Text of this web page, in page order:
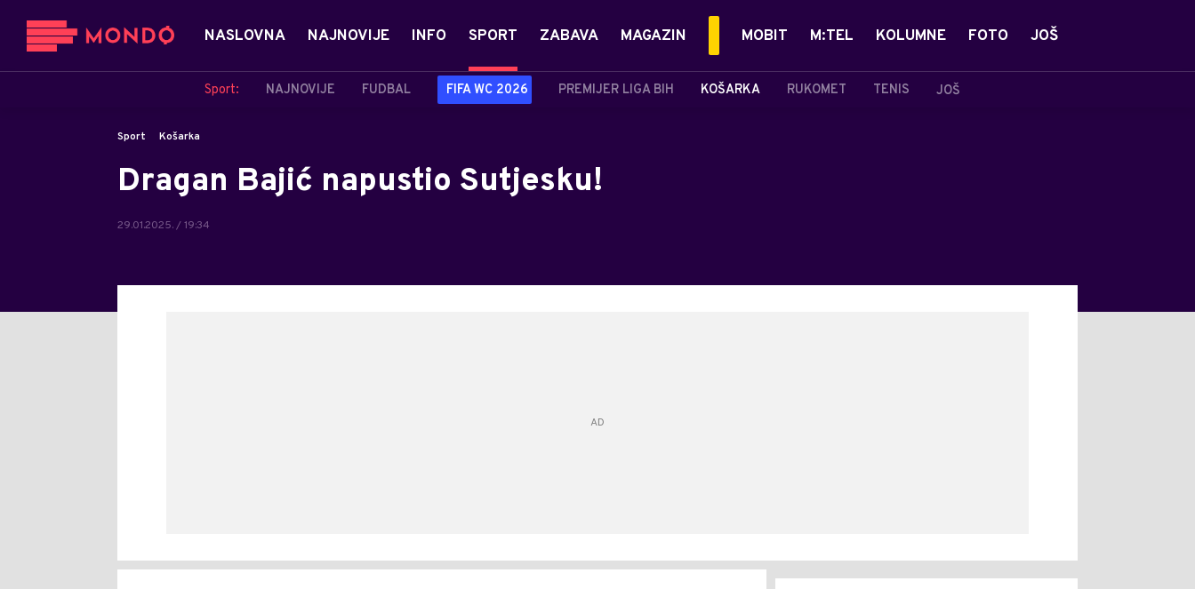
NASLOVNA NAJNOVIJE INFO SPORT
Sport: NAJNOVIJE FUDBAL FIFA WC 2026 PREMIJER LIGA BIH KOŠARKA RUKOMET TENIS JOŠ
ZABAVA MAGAZIN MOBIT M:TEL KOLUMNE FOTO JOŠ
Sport Košarka
Dragan Bajić napustio Sutjesku!
29.01.2025. / 19:34